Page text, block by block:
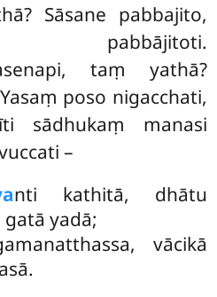
Sāsane pabbajito,
taṃ yathā?
poso nigacchati,
sādhukaṃ manasi
–
nti kathitā, dhātu
yadā;
vācikā